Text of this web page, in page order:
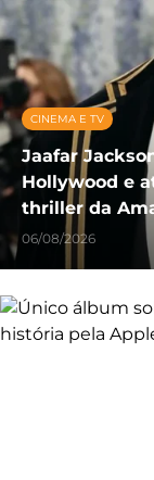
CINEMA E TV
Jaafar
Hollywood e
thriller da
06/08/2026